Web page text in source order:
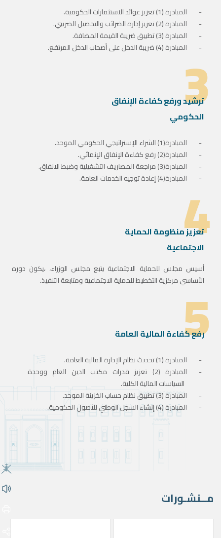
المبادرة (1) تعزيز عوائد الاستثمارات الحكومية.
المبادرة (2) تعزيز إدارة الضرائب والتحصيل الضريبي.
المبادرة (3) تطبيق ضريبة القيمة المضافة.
المبادرة (4) ضريبة الدخل على أصحاب الدخل المرتفع.
ترشيد ورفع كفاءة الإنفاق
الحكومي
3
المبادرة(1) الشراء الإستراتيجي الحكومي الموحد.
المبادرة(2) رفع كفاءة الإنفاق الإنمائي.
المبادرة(3) مراجعة المصاريف التشغيلية وضبط الانفاق.
المبادرة(4) إعادة توجيه الخدمات العامة.
تعزيز منظومة الحماية
الاجتماعية
4
أسيس مجلس للحماية الاجتماعية يتبع مجلس الوزراء، ،يكون دوره
الأساسي مركزية التخطيط للحماية الاجتماعية ومتابعة التنفيذ.
رفع كفاءة المالية العامة
5المبادرة (1) تحديث نظام الإدارة المالية العامة.
المبادرة (2) تعزيز قدرات مكتب الدين العام ووحدة
السياسات المالية الكلية.
المبادرة (3) تطبيق نظام حساب الخزينة الموحد.
المبادرة (4) إنشاء السجل الوطني للأصول الحكومية.
مــنشـورات